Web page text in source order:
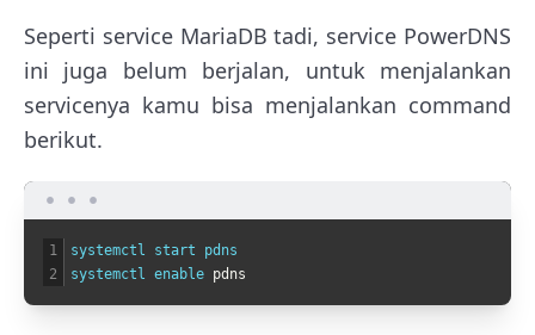
Seperti service MariaDB tadi, service PowerDNS
ini juga belum berjalan, untuk menjalankan
servicenya kamu bisa menjalankan command
berikut.
1
2
systemctl start pdns
systemctl enable pdns